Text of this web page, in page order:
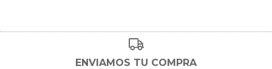
ENVIAMOS TU COMPRA